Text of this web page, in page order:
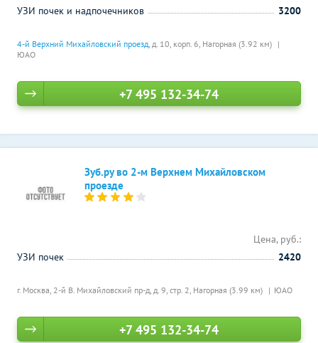
4-й Верхний Михайловский проезд, д. 10, корп. 6, Нагорная (3.92 км)
ЮАО
УЗИ почек и надпочечников
3200
+7 495 132-34-74
Зуб.ру во 2-м Верхнем Михайловском
проезде
г. Москва, 2-й В. Михайловский пр-д, д. 9, стр. 2, Нагорная (3.99 км) ЮАО
Цена, руб.:
УЗИ почек
2420
+7 495 132-34-74